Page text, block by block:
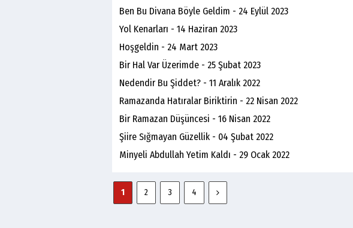
Ben Bu Divana Böyle Geldim - 24 Eylül 2023
Yol Kenarları - 14 Haziran 2023
Hoşgeldin - 24 Mart 2023
Bir Hal Var Üzerimde - 25 Şubat 2023
Nedendir Bu Şiddet? - 11 Aralık 2022
Ramazanda Hatıralar Biriktirin - 22 Nisan 2022
Bir Ramazan Düşüncesi - 16 Nisan 2022
Şiire Sığmayan Güzellik - 04 Şubat 2022
Minyeli Abdullah Yetim Kaldı - 29 Ocak 2022
1 2 3 4